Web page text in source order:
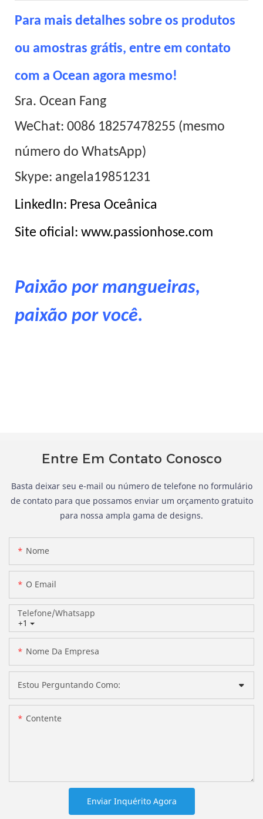
Para mais detalhes sobre os produtos
ou amostras grátis, entre em contato
com a Ocean agora mesmo!
Sra. Ocean Fang
WeChat: 0086 18257478255 (mesmo
número do WhatsApp)
Skype: angela19851231
LinkedIn: Presa Oceânica
Site oficial: www.passionhose.com
Paixão por mangueiras,
paixão por você.
Entre Em Contato Conosco
Basta deixar seu e-mail ou número de telefone no formulário
de contato para que possamos enviar um orçamento gratuito
para nossa ampla gama de designs.
Nome
O Email
+1
Telefone/whatsapp
Nome Da Empresa
Estou Perguntando Como:
Contente
Enviar Inquérito Agora